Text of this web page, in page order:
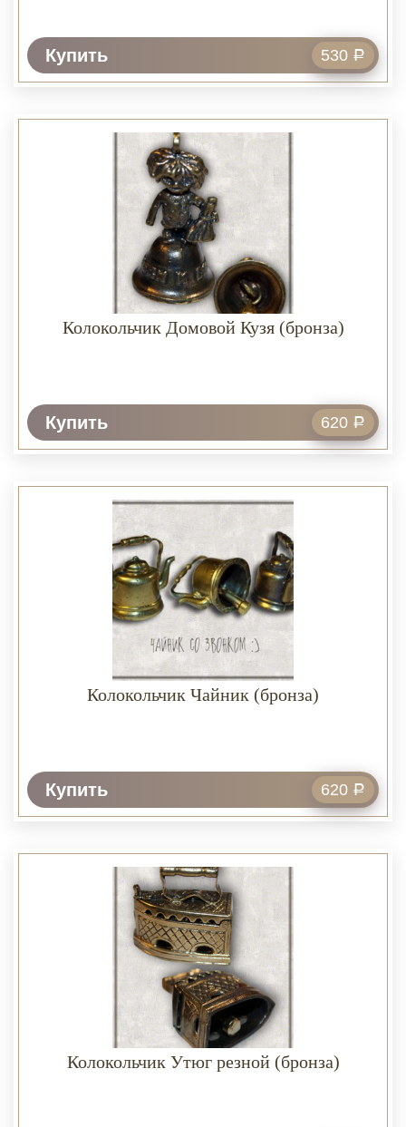
Купить 530 Р
Колокольчик Домовой Кузя (бронза)
Купить 620 Р
Колокольчик Чайник (бронза)
Купить 620 Р
Колокольчик Утюг резной (бронза)